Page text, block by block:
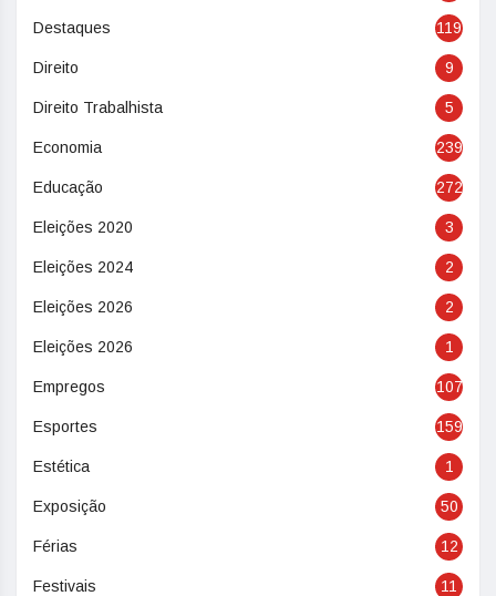
Destaques 119
Direito 9
Direito Trabalhista 5
Economia 239
Educação 272
Eleições 2020 3
Eleições 2024 2
Eleições 2026 2
Eleições 2026 1
Empregos 107
Esportes 159
Estética 1
Exposição 50
Férias 12
Festivais 11